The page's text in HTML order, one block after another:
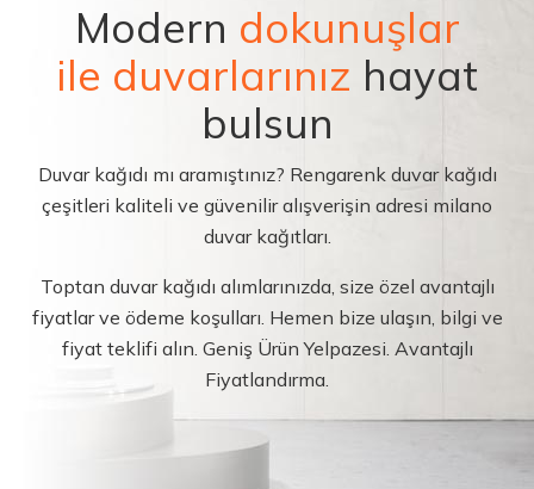
Modern dokunuşlar
ile duvarlarınız hayat
bulsun
Duvar kağıdı mı aramıştınız? Rengarenk duvar kağıdı
çeşitleri kaliteli ve güvenilir alışverişin adresi milano
duvar kağıtları.
Toptan duvar kağıdı alımlarınızda, size özel avantajlı
fiyatlar ve ödeme koşulları. Hemen bize ulaşın, bilgi ve
fiyat teklifi alın. Geniş Ürün Yelpazesi. Avantajlı
Fiyatlandırma.